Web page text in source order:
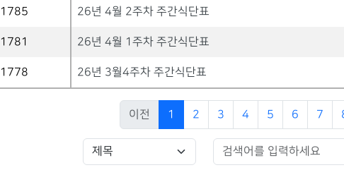
1785 26년 4월 2주차 주간식단표
1781 26년 4월 1주차 주간식단표
1778 26년 3월4주차 주간식단표
이전 1 2 3 4 5 6 7